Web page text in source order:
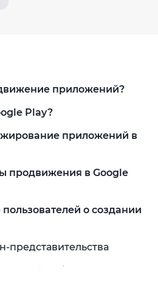
приложений?
Play?
приложений в
продвижения в Google
о создании
представительства